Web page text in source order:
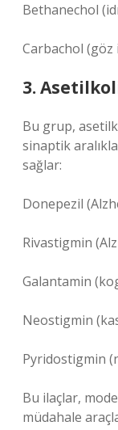
Bethanechol
Carbachol (göz
3.
Bu grup,
sinaptik
sağlar:
Donepezil
Rivastigmin
Galantamin
Neostigmin
Pyridostigmin
Bu ilaçlar,
müdahale